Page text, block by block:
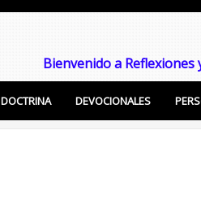
Bienvenido a
Enseñanzas Cristianas, Sermones,
DOCTRINA DEVOCIONALES